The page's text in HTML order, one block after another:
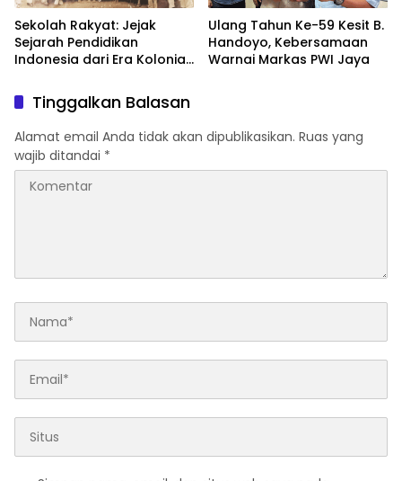
Sekolah Rakyat: Jejak
Sejarah Pendidikan
Indonesia dari Era Kolonial
Pemerintahan Prabowo
Ulang Tahun Ke-59 Kesit B.
Handoyo, Kebersamaan
Warnai Markas PWI Jaya
Tinggalkan Balasan
Alamat email Anda tidak akan dipublikasikan. Ruas yang
wajib ditandai *